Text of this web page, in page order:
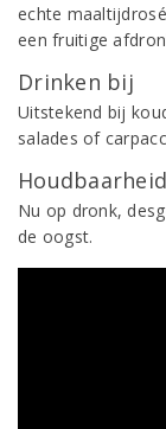
echte
een fruitige
Drinken bij
Uitstekend bij
salades of
Houdbaarheid
Nu op dronk,
de oogst.